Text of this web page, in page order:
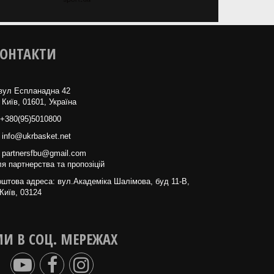
Еспланадна 42
01601, Україна
+380(95)5010800
info@ukrbasket.net
partnersfbu@gmail.com
партнерства та пропозіцій
адреса: вул.Академіка Шалімова, буд 11-В,
03124
В СОЦ. МЕРЕЖАХ